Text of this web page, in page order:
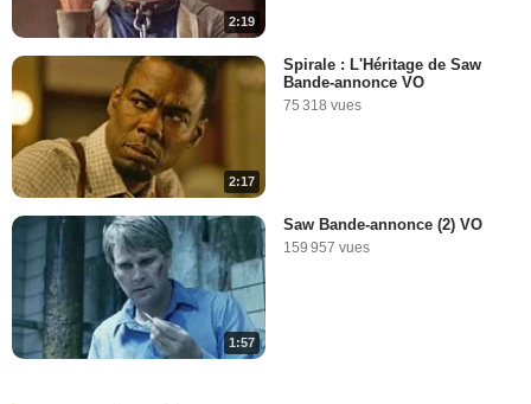
2:19
2:17
Spirale : L'Héritage de Saw
Bande-annonce VO
75 318 vues
1:57
Saw Bande-annonce (2) VO
159 957 vues